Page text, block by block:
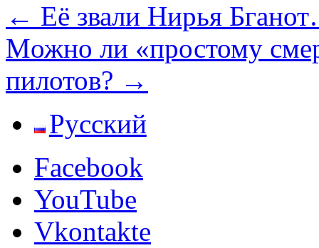
← Её звали Нирья
Mожно ли «простому
пилотов? →
Русский
Facebook
YouTube
Vkontakte